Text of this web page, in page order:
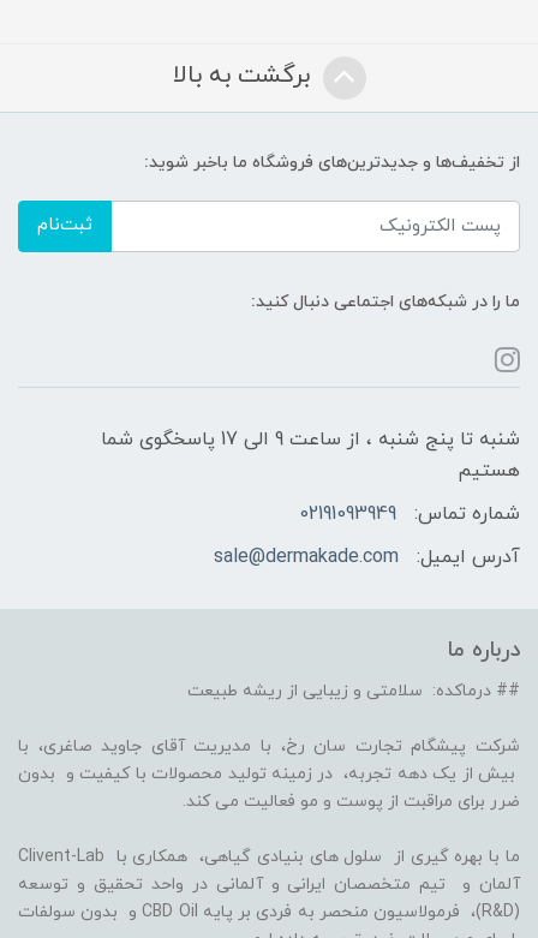
برگشت به بالا
از تخفیف‌ها و جدیدترین‌های فروشگاه ما باخبر شوید:
ثبت‌نام
ما را در شبکه‌های اجتماعی دنبال کنید:
شنبه تا پنج شنبه ، از ساعت 9 الی 17 پاسخگوی شما
هستیم
شماره تماس:
02191093949
آدرس ایمیل:
sale@dermakade.com
درباره ما
## درماکده: سلامتی و زیبایی از ریشه طبیعت
شرکت پیشگام تجارت سان رخ، با مدیریت آقای جاوید صاغری، با
بیش از یک دهه تجربه، در زمینه تولید محصولات با کیفیت و بدون
ضرر برای مراقبت از پوست و مو فعالیت می کند.
ما با بهره گیری از سلول های بنیادی گیاهی، همکاری با Clivent-Lab
آلمان و تیم متخصصان ایرانی و آلمانی در واحد تحقیق و توسعه
(R&D)، فرمولاسیون منحصر به فردی بر پایه CBD Oil و بدون سولفات